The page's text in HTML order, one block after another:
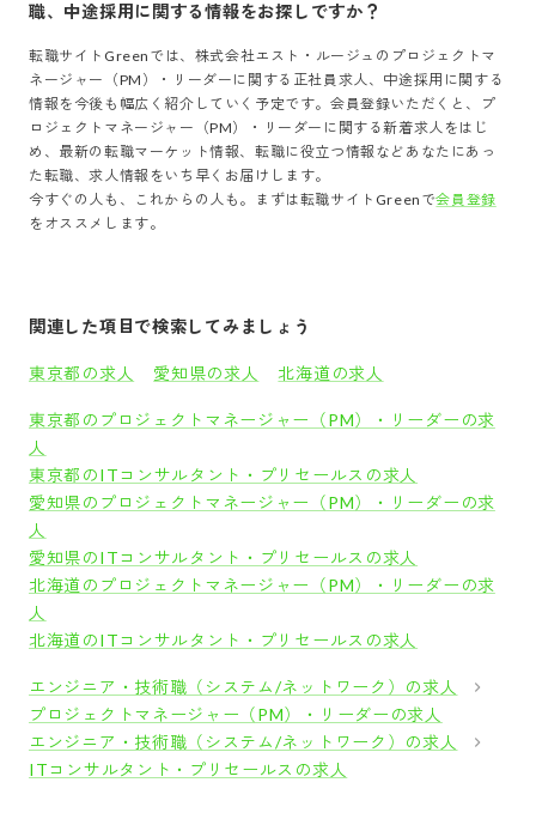
職、中途採用に関する情報をお探しですか？
転職サイトGreenでは、 株式会社エスト・ルージュ の プロジェクトマ
ネージャー（PM）・リーダー に関する正社員求人、中途採用に関する
情報を今後も幅広く紹介していく予定です。会員登録いただくと、
プ
ロジェクトマネージャー（PM）・リーダー に関する新着求人をはじ
め、最新の転職マーケット情報、転職に役立つ情報などあなたにあっ
た転職、求人情報をいち早くお届けします。
今すぐの人も、これからの人も。まずは転職サイトGreenで会員登録
をオススメします。
関連した項目で検索してみましょう
東京都の求人 愛知県の求人 北海道の求人
東京都のプロジェクトマネージャー（PM）・リーダーの求
人
東京都のITコンサルタント・プリセールスの求人
愛知県のプロジェクトマネージャー（PM）・リーダーの求
人
愛知県のITコンサルタント・プリセールスの求人
北海道のプロジェクトマネージャー（PM）・リーダーの求
人
北海道のITコンサルタント・プリセールスの求人
エンジニア・技術職（システム/ネットワーク）の求人
プロジェクトマネージャー（PM）・リーダーの求人
エンジニア・技術職（システム/ネットワーク）の求人
ITコンサルタント・プリセールスの求人